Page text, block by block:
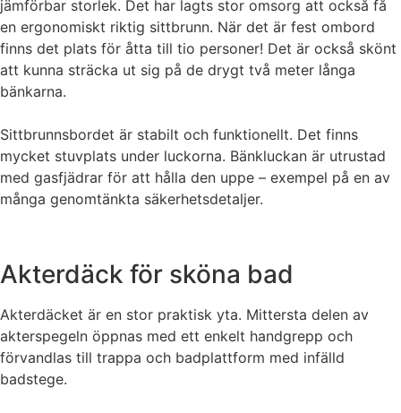
jämförbar storlek. Det har lagts stor omsorg att också få
en ergonomiskt riktig sittbrunn. När det är fest ombord
finns det plats för åtta till tio personer! Det är också skönt
att kunna sträcka ut sig på de drygt två meter långa
bänkarna.
Sittbrunnsbordet är stabilt och funktionellt. Det finns
mycket stuvplats under luckorna. Bänkluckan är utrustad
med gasfjädrar för att hålla den uppe – exempel på en av
många genomtänkta säkerhetsdetaljer.
Akterdäck för sköna bad
Akterdäcket är en stor praktisk yta. Mittersta delen av
akterspegeln öppnas med ett enkelt handgrepp och
förvandlas till trappa och badplattform med infälld
badstege.